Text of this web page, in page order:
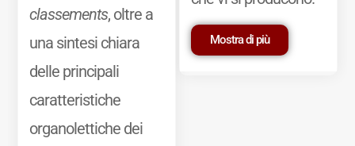
classements, oltre a
una sintesi chiara
delle principali
caratteristiche
organolettiche dei
Mostra di più